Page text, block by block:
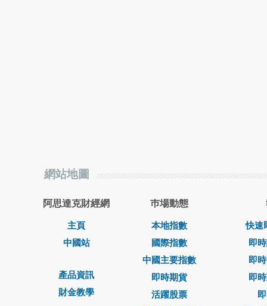
網站地圖
阿思達克財經網
主頁
中國站
產品資訊
財金教學
巿場動態
本地指數
國際指數
中國主要指數
即時期貨
活躍股票
快速
即
即
即